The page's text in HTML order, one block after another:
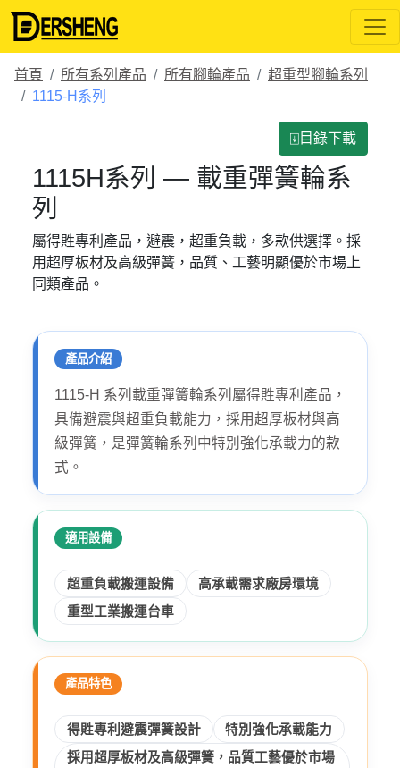
首頁 所有系列產品 所有腳輪產品
超重型腳輪系列
1115-H系列
⍗目錄下載
1115H系列 — 載重彈簧輪系
列
屬得貹專利產品，避震，超重負載，多款供選擇。採
用超厚板材及高級彈簧，品質、工藝明顯優於市場上
同類產品。
產品介紹
1115-H 系列載重彈簧輪系列屬得貹專利產品，
具備避震與超重負載能力，採用超厚板材與高
級彈簧，是彈簧輪系列中特別強化承載力的款
式。
適用設備
超重負載搬運設備
高承載需求廠房環境
重型工業搬運台車
產品特色
得貹專利避震彈簧設計
特別強化承載能力
採用超厚板材及高級彈簧，品質工藝優於市場